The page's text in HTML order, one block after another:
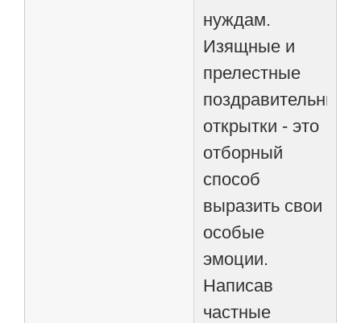
нуждам.
Изящные и
прелестные
поздравительные
открытки - это
отборный
способ
выразить свои
особые
эмоции.
Написав
частные